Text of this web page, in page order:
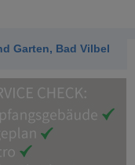
Garten, Bad Vilbel